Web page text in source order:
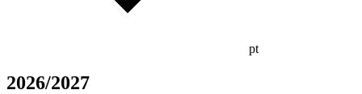
pt
2026/2027